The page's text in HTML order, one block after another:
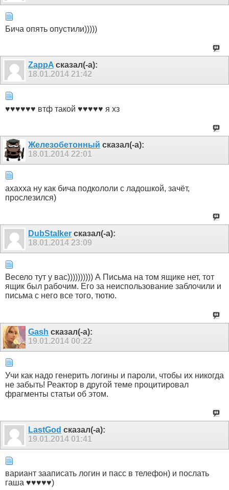
Бича опять опустили)))))
ZappA сказал(-а):
18.01.2014 21:42
♥♥♥♥♥♥ втф такой ♥♥♥♥♥ я хз
Железобетонный сказал(-а):
18.01.2014 22:01
ахахха ну как бича подкололи с ладошкой, зачёт,
прослезился)
DubStalker сказал(-а):
18.01.2014 23:09
Весело тут у вас)))))))))) А Письма на том ящике нет, тот
ящик был рабочим. Его за неиспользование заблочили и
письма с него все того, тютю.
Gash сказал(-а):
19.01.2014 00:22
Учи как надо генерить логины и пароли, чтобы их никогда
не забыть! Реактор в другой теме процитировал
фрагменты статьи об этом.
LastGod сказал(-а):
19.01.2014 01:41
вариант зааписать логин и пасс в телефон) и послать
гаша ♥♥♥♥♥)